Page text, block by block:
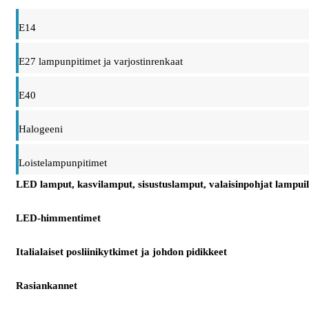
E14
E27 lampunpitimet ja varjostinrenkaat
E40
Halogeeni
Loistelampunpitimet
LED lamput, kasvilamput, sisustuslamput, valaisinpohjat
LED-himmentimet
Italialaiset posliinikytkimet ja johdon pidikkeet
Rasiankannet